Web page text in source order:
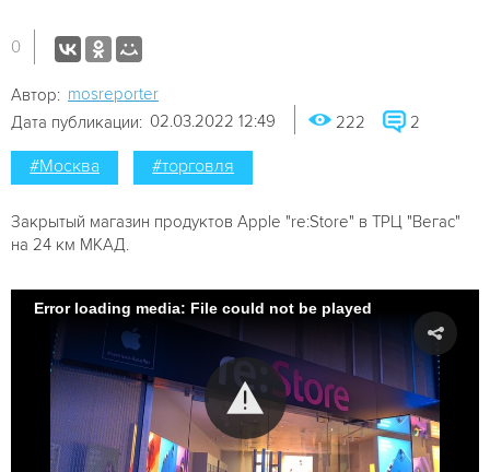
0
Автор: mosreporter
Дата публикации: 02.03.2022 12:49 222 2
#Москва #торговля
Закрытый магазин продуктов Apple "re:Store" в ТРЦ "Вегас"
на 24 км МКАД.
Error loading media: File could not be played